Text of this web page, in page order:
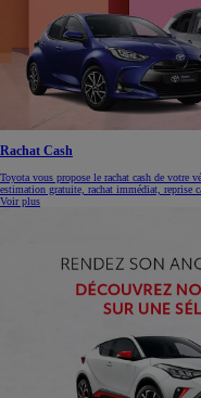
Rachat Cash
Toyota vous propose le rachat cash de votre
estimation gratuite, rachat immédiat, reprise
Voir plus